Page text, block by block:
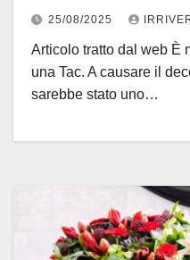
25/08/2025
Articolo tratto dal web È
una Tac. A causare il
sarebbe stato uno…